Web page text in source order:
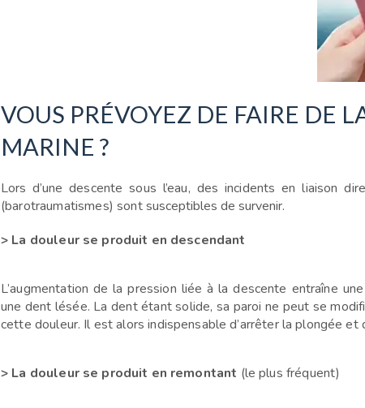
VOUS PRÉVOYEZ DE FAIRE DE
MARINE ?
Lors d’une descente sous l’eau, des incidents en liaison
(barotraumatismes) sontsusceptibles de survenir.
> La douleur se produit en descendant
L’augmentation de la pression liée à la descente entraîne
une dent lésée. La dent étant solide, sa paroi ne peut se
cette douleur. Il estalors indispensable d’arrêter la plongée et
> La douleur se produit en remontant (le plus fréquent)